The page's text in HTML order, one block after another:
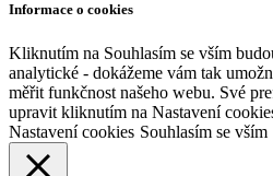
Informace o cookies
Kliknutím na Souhlasím se vším
analytické - dokážeme vám tak
měřit funkčnost našeho webu. Své
upravit kliknutím na Nastavení
Nastavení cookies Souhlasím se vším